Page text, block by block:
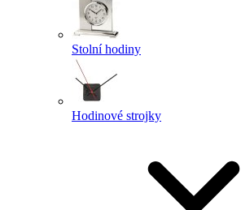
Stolní hodiny
Hodinové strojky